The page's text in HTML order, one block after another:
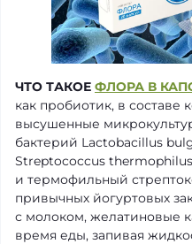
ЧТО ТАКОЕ ФЛОРА В
как пробиотик, в составе
высушенные
бактерий Lactobacillus
Streptococcus
и термофильный
привычных йогуртовых
с молоком, желатиновые
время еды, запивая